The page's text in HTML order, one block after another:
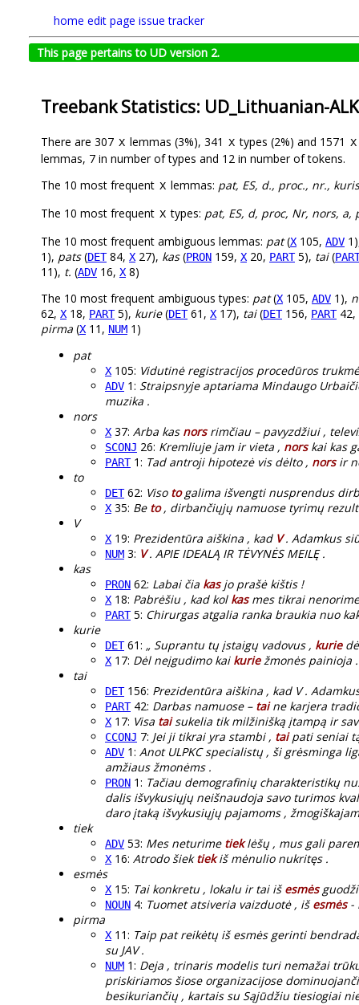
home edit page issue tracker
This page pertains to UD version 2.
Treebank Statistics: UD_Lithuanian-
There are 307 X lemmas (3%), 341 X types (2%) and 1571 X
lemmas, 7 in number of types and 12 in number of tokens.
The 10 most frequent X lemmas: pat, ES, d., proc., nr.,
The 10 most frequent X types: pat, ES, d, proc, Nr, nors, a,
The 10 most frequent ambiguous lemmas: pat(X 105, ADV
1), pats(DET84, X 27), kas(PRON 159, X 20, PART5), tai(
11), t. (ADV 16, X 8)
The 10 most frequent ambiguous types: pat(X 105, ADV 1),
62, X 18, PART5), kurie(DET61, X 17), tai(DET156, PART42,
pirma (X 11, NUM 1)
pat
X 105: Vidutinė registracijos procedūros
ADV 1: Straipsnyje aptariama Mindaugo
muzika .
nors
X 37: Arba kas norsrimčiau – pavyzdžiui ,
SCONJ 26: Kremliuje jam ir vieta , norskai kas
PART1: Tad antroji hipotezė vis dėlto , norsir
to
DET62: Viso togalima išvengti nusprendus
X 35: Be to, dirbančiųjų namuose tyrimų
V
X 19: Prezidentūra aiškina , kad V. Adamkus
NUM 3: V. APIE IDEALĄ IR TĖVYNĖS MEILĘ .
kas
PRON 62: Labai čia kasjo prašė kištis !
X 18: Pabrėšiu , kad kol kasmes tikrai
PART5: Chirurgas atgalia ranka braukia nuo
kurie
DET61: „ Suprantu tų įstaigų vadovus , kurie
X 17: Dėl neįgudimo kai kuriežmonės painioja .
tai
DET156: Prezidentūra aiškina , kad V .
PART42: Darbas namuose – taine karjera
X 17: Visa taisukelia tik milžinišką įtampą ir
CCONJ 7: Jei ji tikrai yra stambi , taipati seniai
ADV 1: Anot ULPKC specialistų , ši grėsminga
amžiaus žmonėms .
PRON 1: Tačiau demografinių charakteristikų
dalis išvykusiųjų neišnaudoja savo turimos
daro įtaką išvykusiųjų pajamoms ,
tiek
ADV 53: Mes neturime tieklėšų , mus gali
X 16: Atrodo šiektiekiš mėnulio nukritęs .
esmės
X 15: Tai konkretu , lokalu ir tai iš esmės
NOUN 4: Tuomet atsiveria vaizduotė , iš esmės-
pirma
X 11: Taip pat reikėtų iš esmės gerinti
su JAV .
NUM 1: Deja , trinaris modelis turi nemažai
priskiriamos šiose organizacijose
besikuriančių , kartais su Sąjūdžiu tiesiogiai